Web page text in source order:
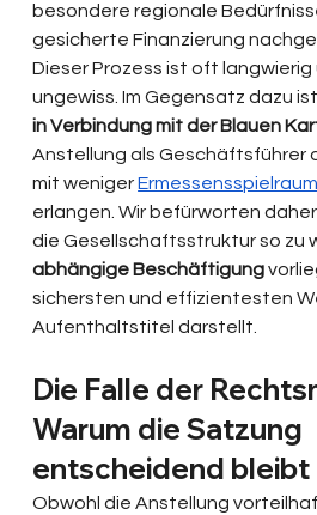
besondere regionale
gesicherte Finanzierung
Dieser Prozess ist oft langwierig
ungewiss. Im Gegensatz dazu
in Verbindung mit der Blauen
Anstellung als Geschäftsführer
mit weniger Ermessensspielraum
erlangen. Wir befürworten
die Gesellschaftsstruktur so zu
abhängige Beschäftigung
sichersten und effizientesten
Aufenthaltstitel darstellt.
Die Falle der
Warum die Satzung
entscheidend bleibt
Obwohl die Anstellung